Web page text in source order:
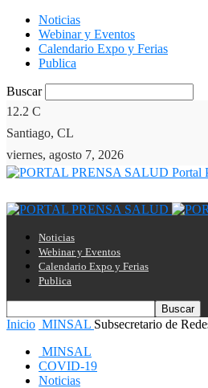
Noticias
Webinar y Eventos
Calendario Expo y Ferias
Publica
Buscar
12.2 C
Santiago, CL
viernes, agosto 7, 2026
Portal
Noticias
Webinar y Eventos
Calendario Expo y Ferias
Publica
Inicio MINSAL Subsecretario de
MINSAL
COVID-19
Noticias